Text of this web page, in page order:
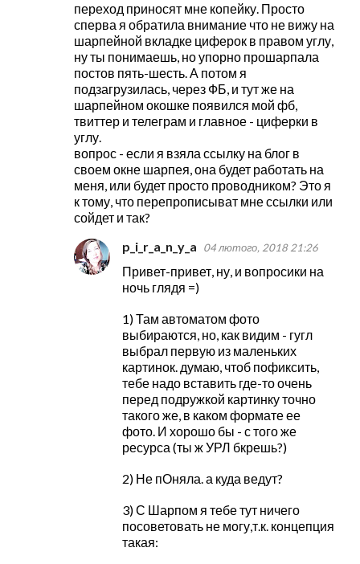
переход приносят мне копейку. Просто
сперва я обратила внимание что не вижу на
шарпейной вкладке циферок в правом углу,
ну ты понимаешь, но упорно прошарпала
постов пять-шесть. А потом я
подзагрузилась, через ФБ, и тут же на
шарпейном окошке появился мой фб,
твиттер и телеграм и главное - циферки в
углу.
вопрос - если я взяла ссылку на блог в
своем окне шарпея, она будет работать на
меня, или будет просто проводником? Это я
к тому, что перепрописыват мне ссылки или
сойдет и так?
p_i_r_a_n_y_a
04 лютого, 2018 21:26
Привет-привет, ну, и вопросики на
ночь глядя =)
1) Там автоматом фото
выбираются, но, как видим - гугл
выбрал первую из маленьких
картинок. думаю, чтоб пофиксить,
тебе надо вставить где-то очень
перед подружкой картинку точно
такого же, в каком формате ее
фото. И хорошо бы - с того же
ресурса (ты ж УРЛ бкрешь?)
2) Не пОняла. а куда ведут?
3) С Шарпом я тебе тут ничего
посоветовать не могу,т.к. концепция
такая: